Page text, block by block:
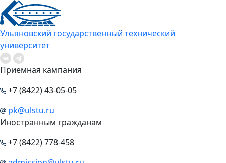
Ульяновский государственный технический
университет
Приемная кампания
+7 (8422) 43-05-05
pk@ulstu.ru
Иностранным гражданам
+7 (8422) 778-458